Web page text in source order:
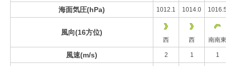
海面気圧(hPa) 1012.1 1014.0
風向(16方位)
西 西 南南東
風速(m/s) 2 1 1